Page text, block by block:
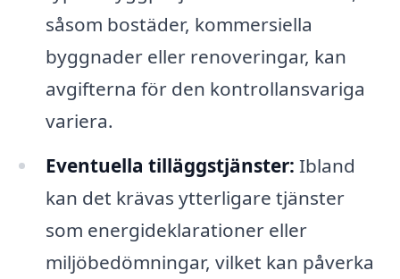
såsom bostäder, kommersiella
byggnader eller renoveringar, kan
avgifterna för den kontrollansvariga
variera.
Eventuella tilläggstjänster: Ibland
kan det krävas ytterligare tjänster
som energideklarationer eller
miljöbedömningar, vilket kan påverka